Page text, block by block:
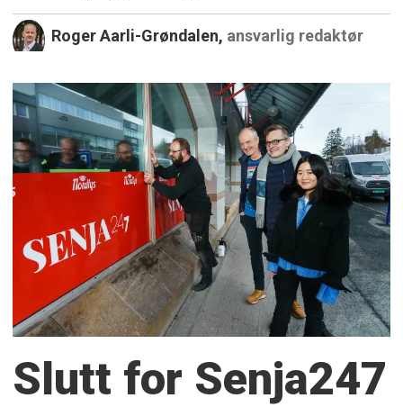
Roger Aarli-Grøndalen, ansvarlig redaktør
Slutt for Senja247